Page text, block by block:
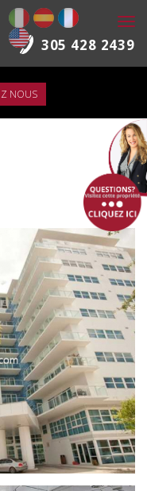
305 428 2439
NOUS